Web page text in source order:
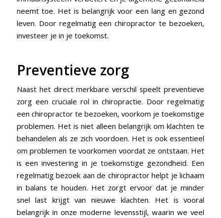
neemt toe. Het is belangrijk voor een lang en gezond
leven. Door regelmatig een chiropractor te bezoeken,
investeer je in je toekomst.
Preventieve zorg
Naast het direct merkbare verschil speelt preventieve
zorg een cruciale rol in chiropractie. Door regelmatig
een chiropractor te bezoeken, voorkom je toekomstige
problemen. Het is niet alleen belangrijk om klachten te
behandelen als ze zich voordoen. Het is ook essentieel
om problemen te voorkomen voordat ze ontstaan. Het
is een investering in je toekomstige gezondheid. Een
regelmatig bezoek aan de chiropractor helpt je lichaam
in balans te houden. Het zorgt ervoor dat je minder
snel last krijgt van nieuwe klachten. Het is vooral
belangrijk in onze moderne levensstijl, waarin we veel